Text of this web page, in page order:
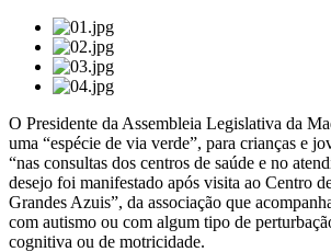
O Presidente da Assembleia Legislativa da
uma “espécie de via verde”, para crianças e
“nas consultas dos centros de saúde e no
desejo foi manifestado após visita ao Centro
Grandes Azuis”, da associação que
com autismo ou com algum tipo de
cognitiva ou de motricidade.